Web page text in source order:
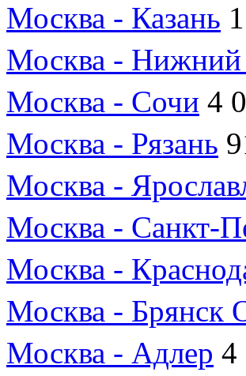
Москва - Казань
Москва - Нижний
Москва - Сочи 4
Москва - Рязань
Москва -
Москва - Санкт-
Москва -
Москва - Брянск
Москва - Адлер 4